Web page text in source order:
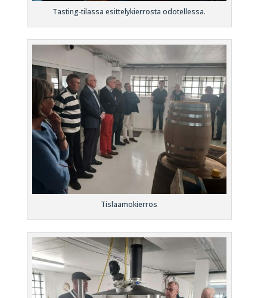
Tasting-tilassa esittelykierrosta odotellessa.
Tislaamokierros